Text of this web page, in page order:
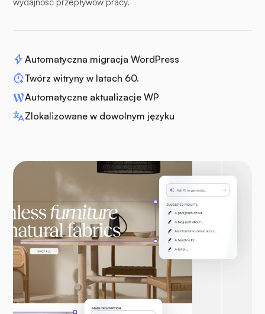
Automatyczna migracja WordPress
Twórz witryny w latach 60.
Automatyczne aktualizacje WP
Zlokalizowane w dowolnym języku